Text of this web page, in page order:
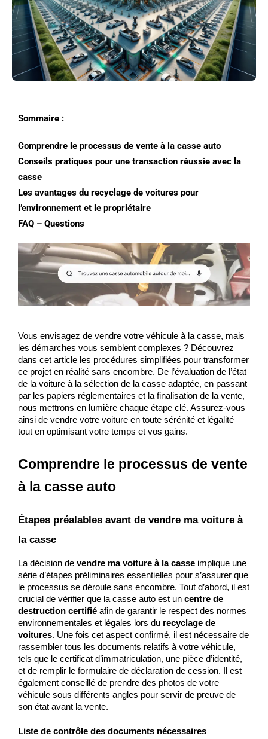
Sommaire :
Comprendre le processus de vente à la casse auto
Conseils pratiques pour une transaction réussie avec la
casse
Les avantages du recyclage de voitures pour
l’environnement et le propriétaire
FAQ – Questions
Vous envisagez de vendre votre véhicule à la casse, mais
les démarches vous semblent complexes ? Découvrez
dans cet article les procédures simplifiées pour transformer
ce projet en réalité sans encombre. De l’évaluation de l’état
de la voiture à la sélection de la casse adaptée, en passant
par les papiers réglementaires et la finalisation de la vente,
nous mettrons en lumière chaque étape clé. Assurez-vous
ainsi de vendre votre voiture en toute sérénité et légalité
tout en optimisant votre temps et vos gains.
Comprendre le processus de vente
à la casse auto
Étapes préalables avant de vendre ma voiture à
la casse
La décision de vendre ma voiture à la casse implique une
série d’étapes préliminaires essentielles pour s’assurer que
le processus se déroule sans encombre. Tout d’abord, il est
crucial de vérifier que la casse auto est un centre de
destruction certifié afin de garantir le respect des normes
environnementales et légales lors du recyclage de
voitures. Une fois cet aspect confirmé, il est nécessaire de
rassembler tous les documents relatifs à votre véhicule,
tels que le certificat d’immatriculation, une pièce d’identité,
et de remplir le formulaire de déclaration de cession. Il est
également conseillé de prendre des photos de votre
véhicule sous différents angles pour servir de preuve de
son état avant la vente.
Liste de contrôle des documents nécessaires